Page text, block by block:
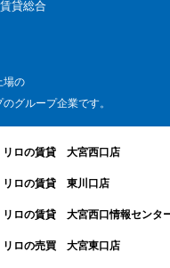
貸総合
場の
グループ企業です。
リロの賃貸 大宮西口店
リロの賃貸 東川口店
リロの賃貸 大宮西口情報センタ
リロの売買 大宮東口店